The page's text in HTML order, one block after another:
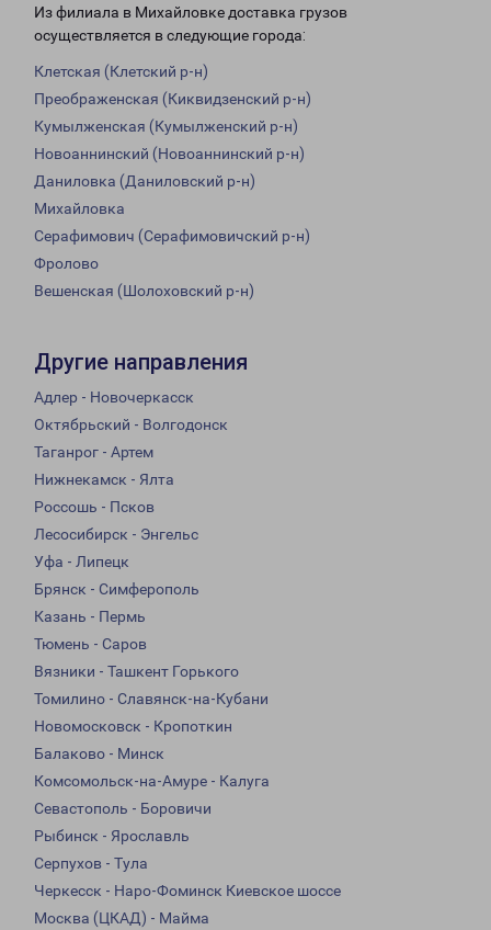
Из филиала в Михайловке доставка грузов
осуществляется в следующие города:
Клетская (Клетский р-н)
Преображенская (Киквидзенский р-н)
Кумылженская (Кумылженский р-н)
Новоаннинский (Новоаннинский р-н)
Даниловка (Даниловский р-н)
Михайловка
Серафимович (Серафимовичский р-н)
Фролово
Вешенская (Шолоховский р-н)
Другие направления
Адлер - Новочеркасск
Октябрьский - Волгодонск
Таганрог - Артем
Нижнекамск - Ялта
Россошь - Псков
Лесосибирск - Энгельс
Уфа - Липецк
Брянск - Симферополь
Казань - Пермь
Тюмень - Саров
Вязники - Ташкент Горького
Томилино - Славянск-на-Кубани
Новомосковск - Кропоткин
Балаково - Минск
Комсомольск-на-Амуре - Калуга
Севастополь - Боровичи
Рыбинск - Ярославль
Серпухов - Тула
Черкесск - Наро-Фоминск Киевское шоссе
Москва (ЦКАД) - Майма